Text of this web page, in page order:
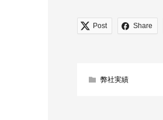
Post Share
弊社実績